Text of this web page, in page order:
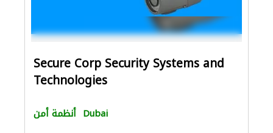
Secure Corp Security Systems and
Technologies
أنظمة أمن Dubai